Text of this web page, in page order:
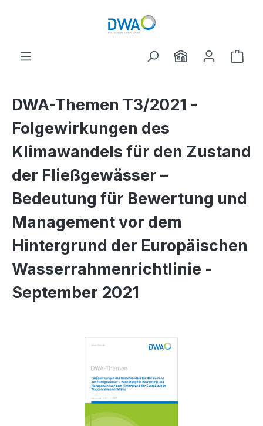
DWA-Themen T3/2021 -
Folgewirkungen des
Klimawandels für den Zustand
der Fließgewässer –
Bedeutung für Bewertung und
Management vor dem
Hintergrund der Europäischen
Wasserrahmenrichtlinie -
September 2021